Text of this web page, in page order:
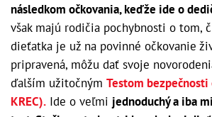
následkom očkovania, keďže ide o
však majú rodičia pochybnosti o tom,
dieťatka je už na povinné očkovanie
pripravená, môžu dať svoje
ďalším užitočným Testom bezpečnosti
KREC). Ide o veľmi jednoduchý a iba